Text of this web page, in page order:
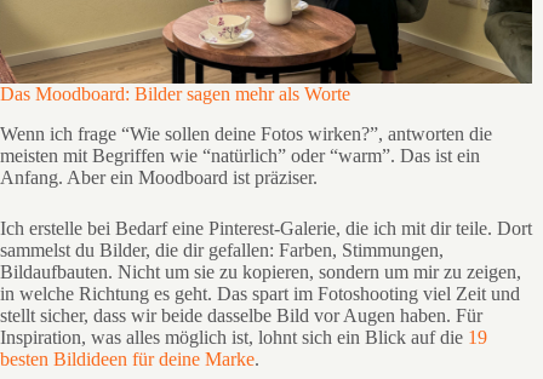
Das Moodboard: Bilder sagen mehr als Worte
Wenn ich frage “Wie sollen deine Fotos wirken?”, antworten die
meisten mit Begriffen wie “natürlich” oder “warm”. Das ist ein
Anfang. Aber ein Moodboard ist präziser.
Ich erstelle bei Bedarf eine Pinterest-Galerie, die ich mit dir teile. Dort
sammelst du Bilder, die dir gefallen: Farben, Stimmungen,
Bildaufbauten. Nicht um sie zu kopieren, sondern um mir zu zeigen,
in welche Richtung es geht. Das spart im Fotoshooting viel Zeit und
stellt sicher, dass wir beide dasselbe Bild vor Augen haben. Für
Inspiration, was alles möglich ist, lohnt sich ein Blick auf die 19
besten Bildideen für deine Marke.